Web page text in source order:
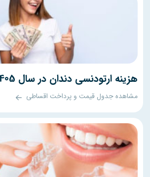
هزینه ارتودنسی دندان در سال 1405
مشاهده جدول قیمت و پرداخت اقساطی